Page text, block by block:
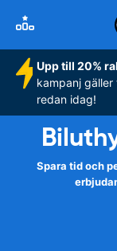
Upp till 20%
kampanj
redan idag!
Spara tid och